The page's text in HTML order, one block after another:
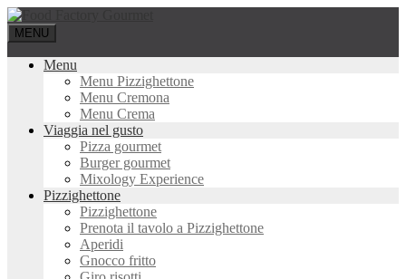
MENU
Menu
Menu Pizzighettone
Menu Cremona
Menu Crema
Viaggia nel gusto
Pizza gourmet
Burger gourmet
Mixology Experience
Pizzighettone
Pizzighettone
Prenota il tavolo a Pizzighettone
Aperidi
Gnocco fritto